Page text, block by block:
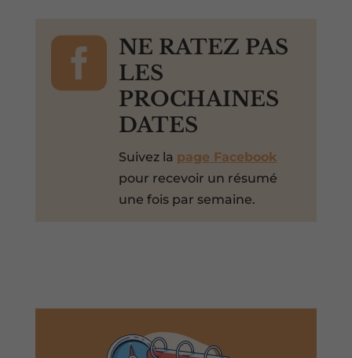

NE RATEZ PAS
LES
PROCHAINES
DATES
Suivez la page Facebook
pour recevoir un résumé
une fois par semaine.